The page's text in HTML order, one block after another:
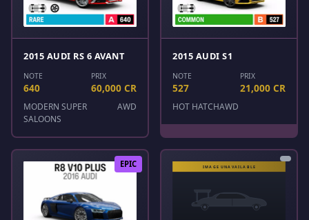
2015 AUDI RS 6 AVANT
NOTE
640
PRIX
60,000 CR
MODERN SUPER
SALOONS
AWD
2015 AUDI S1
NOTE
527
PRIX
21,000 CR
HOT HATCHAWD
EPIC